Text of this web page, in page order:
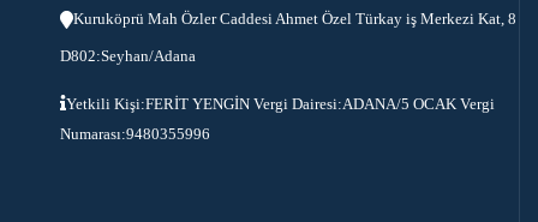
Kuruköprü Mah Özler Caddesi Ahmet Özel Türkay iş Merkezi Kat, 8
D802:Seyhan/Adana
Yetkili Kişi:FERİT YENGİN Vergi Dairesi:ADANA/5 OCAK Vergi
Numarası:9480355996